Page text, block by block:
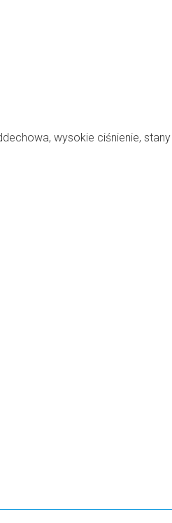
wysokie ciśnienie,